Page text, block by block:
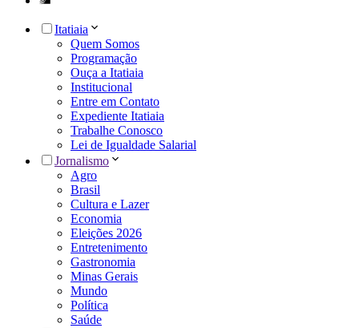
Itatiaia
Quem Somos
Programação
Ouça a Itatiaia
Institucional
Entre em Contato
Expediente Itatiaia
Trabalhe Conosco
Lei de Igualdade Salarial
Jornalismo
Agro
Brasil
Cultura e Lazer
Economia
Eleições 2026
Entretenimento
Gastronomia
Minas Gerais
Mundo
Política
Saúde